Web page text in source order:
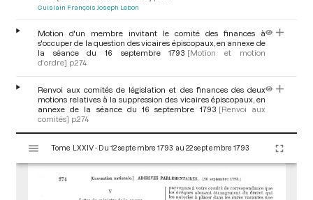
Guislain François Joseph Lebon
Motion d'un membre invitant le comité des finances à
s'occuper de la question des vicaires épiscopaux, en annexe de
la séance du 16 septembre 1793 [Motion et motion
d'ordre] p.274
Renvoi aux comités de législation et des finances des deux
motions relatives à la suppression des vicaires épiscopaux, en
annexe de la séance du 16 septembre 1793 [Renvoi aux
comités] p.274
s
Tome LXXIV - Du 12 septembre 1793 au 22 septembre 1793